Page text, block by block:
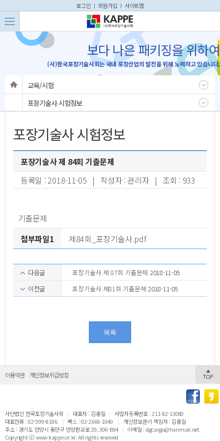
로그인 ㅣ 회원가입 ㅣ 사이트맵
보다 나은 패키징을 위하여
(사)한국포장기술사회는 국내 포장산업의 발전을 위해 노력하고 있습니다.
교육/시험
포장기술사 시험정보
포장기술사 시험정보
포장기술사 제 84회 기출문제
등록일 : 2018-11-05 | 작성자 : 관리자 | 조회 : 933
기출문제
첨부파일1
제84회_포장기술사.pdf
다음글 포장기술사 제 87회 기출문제 2018-11-05
이전글
포장기술사 제81회 기출문제 2018-11-05
목록
이용약관 개인정보취급방침
사단법인 한국포장기술사회 | 대표자 : 김충일 | 사업자등록번호 : 211-82-13080
대표전화 : 02-599-8186
| 팩스 : 02-2666-1040 | 개인정보관리 책임자 : 김충일
주소 : 경기도 안양시 동안구 안양판교로 20, 306-B94 | 이메일 : dgcargo@hanmail.net
Copyright ⓒ www.kappe.or.kr. All rights reserved